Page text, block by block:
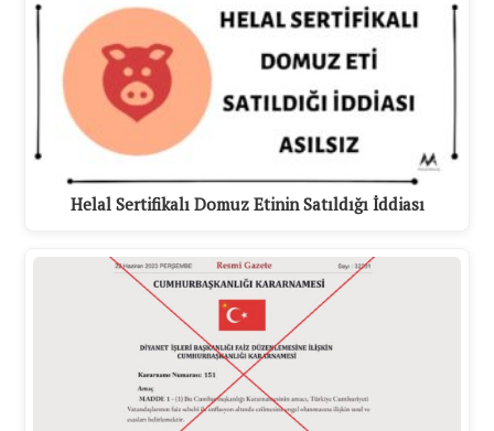
Helal Sertifikalı Domuz Etinin Satıldığı İddiası